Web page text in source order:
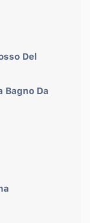
Del
Bagno Da